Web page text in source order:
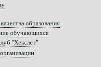
образования
обучающихся
"Хекслет"